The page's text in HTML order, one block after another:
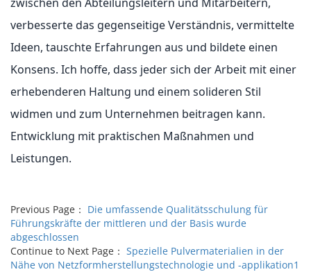
verbesserte das gegenseitige Verständnis, vermittelte
Ideen, tauschte Erfahrungen aus und bildete einen
Konsens. Ich hoffe, dass jeder sich der Arbeit mit einer
erhebenderen Haltung und einem solideren Stil
widmen und zum Unternehmen beitragen kann.
Entwicklung mit praktischen Maßnahmen und
Leistungen.
Previous Page： Die umfassende Qualitätsschulung für
Führungskräfte der mittleren und der Basis wurde
abgeschlossen
Continue to Next Page： Spezielle Pulvermaterialien in der
Nähe von Netzformherstellungstechnologie und -applikation1